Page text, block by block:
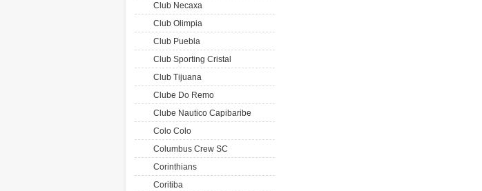
Club Necaxa
Club Olimpia
Club Puebla
Club Sporting Cristal
Club Tijuana
Clube Do Remo
Clube Nautico Capibaribe
Colo Colo
Columbus Crew SC
Corinthians
Coritiba